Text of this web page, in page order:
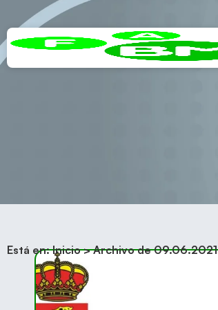
Está en:Inicio>Archivo de 09.06.2021